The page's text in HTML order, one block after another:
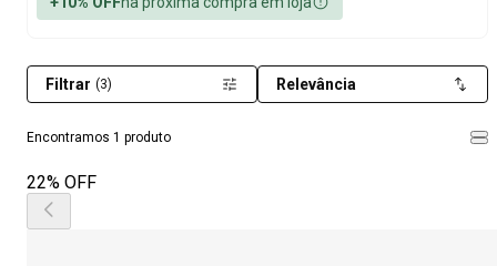
Encontramos 1 produto
Filtrar (3) Relevância
22% OFF